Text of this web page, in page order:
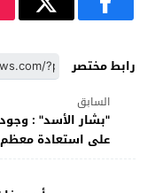
رابط مختصر
السابق
"بشار الأسد" :
على استعادة معظم